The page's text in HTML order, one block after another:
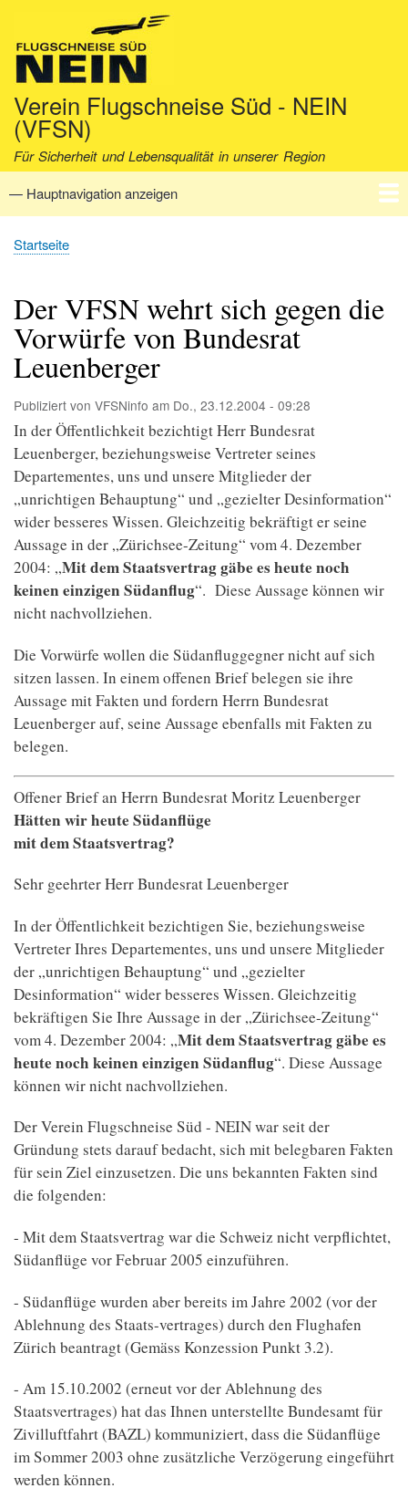
Verein Flugschneise Süd - NEIN
(VFSN)
Für Sicherheit und Lebensqualität in unserer Region
Hauptnavigation
— Hauptnavigation anzeigen
Startseite
Verein
Aktuell
Fakten
Archiv
Kontakt
Pfadnavigation
Startseite
Der VFSN wehrt sich gegen die
Vorwürfe von Bundesrat
Leuenberger
Publiziert von VFSNinfo am Do., 23.12.2004 - 09:28
In der Öffentlichkeit bezichtigt Herr Bundesrat
Leuenberger, beziehungsweise Vertreter seines
Departementes, uns und unsere Mitglieder der
„unrichtigen Behauptung“ und „gezielter Desinformation“
wider besseres Wissen. Gleichzeitig bekräftigt er seine
Aussage in der „Zürichsee-Zeitung“ vom 4. Dezember
2004: „Mit dem Staatsvertrag gäbe es heute noch
keinen einzigen Südanflug“. Diese Aussage können wir
nicht nachvollziehen.
Die Vorwürfe wollen die Südanfluggegner nicht auf sich
sitzen lassen. In einem offenen Brief belegen sie ihre
Aussage mit Fakten und fordern Herrn Bundesrat
Leuenberger auf, seine Aussage ebenfalls mit Fakten zu
belegen.
Offener Brief an Herrn Bundesrat Moritz Leuenberger
Hätten wir heute Südanflüge
mit dem Staatsvertrag?
Sehr geehrter Herr Bundesrat Leuenberger
In der Öffentlichkeit bezichtigen Sie, beziehungsweise
Vertreter Ihres Departementes, uns und unsere Mitglieder
der „unrichtigen Behauptung“ und „gezielter
Desinformation“ wider besseres Wissen. Gleichzeitig
bekräftigen Sie Ihre Aussage in der „Zürichsee-Zeitung“
vom 4. Dezember 2004: „Mit dem Staatsvertrag gäbe es
heute noch keinen einzigen Südanflug“. Diese Aussage
können wir nicht nachvollziehen.
Der Verein Flugschneise Süd - NEIN war seit der
Gründung stets darauf bedacht, sich mit belegbaren Fakten
für sein Ziel einzusetzen. Die uns bekannten Fakten sind
die folgenden:
- Mit dem Staatsvertrag war die Schweiz nicht verpflichtet,
Südanflüge vor Februar 2005 einzuführen.
- Südanflüge wurden aber bereits im Jahre 2002 (vor der
Ablehnung des Staats-vertrages) durch den Flughafen
Zürich beantragt (Gemäss Konzession Punkt 3.2).
- Am 15.10.2002 (erneut vor der Ablehnung des
Staatsvertrages) hat das Ihnen unterstellte Bundesamt für
Zivilluftfahrt (BAZL) kommuniziert, dass die Südanflüge
im Sommer 2003 ohne zusätzliche Verzögerung eingeführt
werden können.